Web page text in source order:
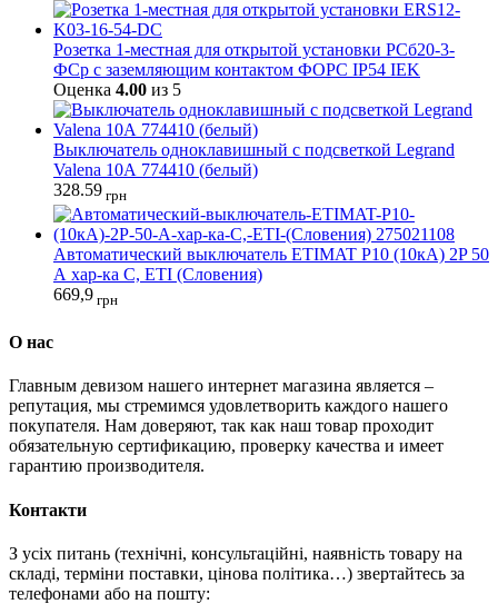
Розетка 1-местная для открытой установки РСб20-3-
ФСр с заземляющим контактом ФОРС IP54 IEK
Оценка 4.00 из 5
Выключатель одноклавишный с подсветкой Legrand
Valena 10А 774410 (белый)
328.59 грн
Автоматический выключатель ETIMAT P10 (10кА) 2P 50
А хар-ка C, ETI (Словения)
669,9 грн
О нас
Главным девизом нашего интернет магазина является –
репутация, мы стремимся удовлетворить каждого нашего
покупателя. Нам доверяют, так как наш товар проходит
обязательную сертификацию, проверку качества и имеет
гарантию производителя.
Контакти
З усіх питань (технічні, консультаційні, наявність товару на
складі, терміни поставки, цінова політика…) звертайтесь за
телефонами або на пошту: